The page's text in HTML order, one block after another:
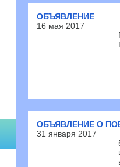
ОБЪЯВЛЕНИЕ
16 мая 2017
ОБЪЯВЛЕНИЕ О
31 января 2017